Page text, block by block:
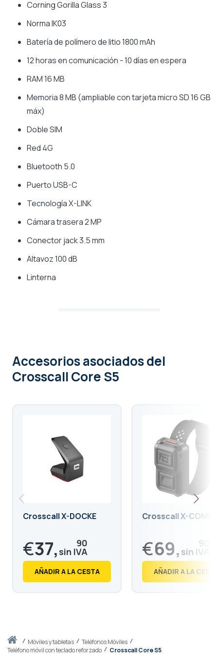
Inicio móviles y tabletas
Teléfonos Móviles
Teléfono móvil con teclado reforzado
Crosscall Core S5
Corning Gorilla Glass 3
Norma IK03
Batería de polímero de litio 1800 mAh
12 horas en comunicación - 10 días en espera
RAM 16 MB
Memoria 8 MB (ampliable con tarjeta micro SD 16 GB
máx)
Doble SIM
Red 4G
Bluetooth 5.0
Puerto USB-C
Tecnología X-LINK
Cámara trasera 2 MP
Conector jack 3.5 mm
Altavoz 100 dB
Linterna
Accesorios asociadosdel
Crosscall Core S5
Crosscall X-DOCKE
€37, 90
€ 45,
AÑADIR A LA CESTA
Crosscall X-
€69, 90
€ 84,
AÑADIR A LA